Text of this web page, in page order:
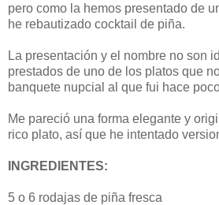
pero como la hemos presentado de
he rebautizado cocktail de piña.
La presentación y el nombre no son
prestados de uno de los platos que
banquete nupcial al que fui hace
Me pareció una forma elegante y
rico plato, así que he intentado
INGREDIENTES:
5 o 6 rodajas de piña fresca